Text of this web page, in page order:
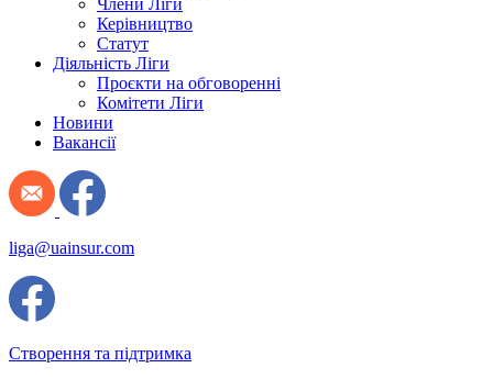
Керівництво
Статут
Діяльність Ліги
Проєкти на обговоренні
Комітети Ліги
Новини
Вакансії
liga@uainsur.com
Створення та підтримка